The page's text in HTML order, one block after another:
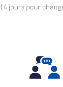
14 jours pour